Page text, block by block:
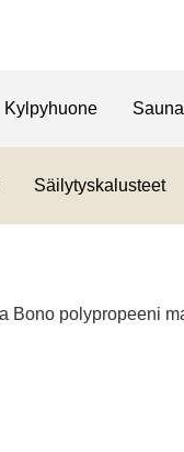
Kylpyhuone Sauna
Säilytyskalusteet